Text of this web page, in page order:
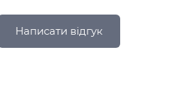
Написати відгук